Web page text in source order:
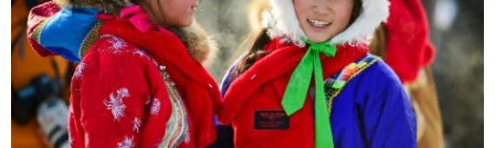
SCI&TECH PLANÈTE
TOURISME DOCUMENTS
DOSSIERS PHOTOS